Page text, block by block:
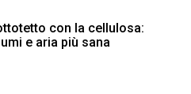
con la cellulosa:
e aria più sana